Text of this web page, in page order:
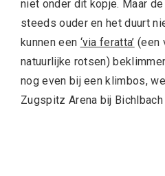
niet onder dit kopje. Maar
steeds ouder en het duurt
kunnen een ‘via feratta’ (een
natuurlijke rotsen)
nog even bij een klimbos,
Zugspitz Arena bij